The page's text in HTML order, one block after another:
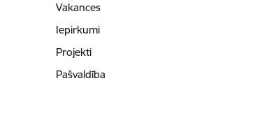
Vakances
Iepirkumi
Projekti
Pašvaldība